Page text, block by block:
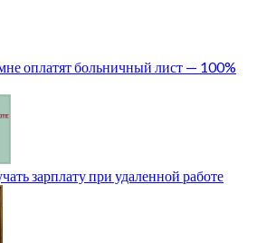
оплатят больничный лист — 100%
зарплату при удаленной работе